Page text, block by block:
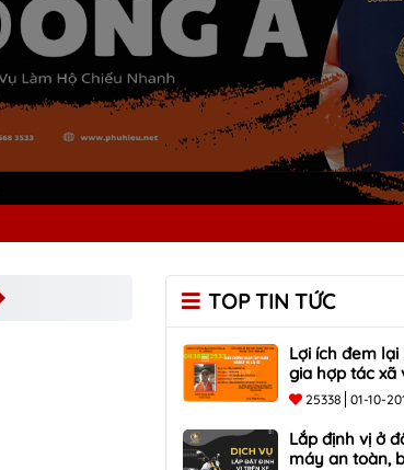
TOP TIN TỨC
Lợi ích đem
gia hợp tác xã
25338 01-10-
Lắp định vị ở
máy an toàn,